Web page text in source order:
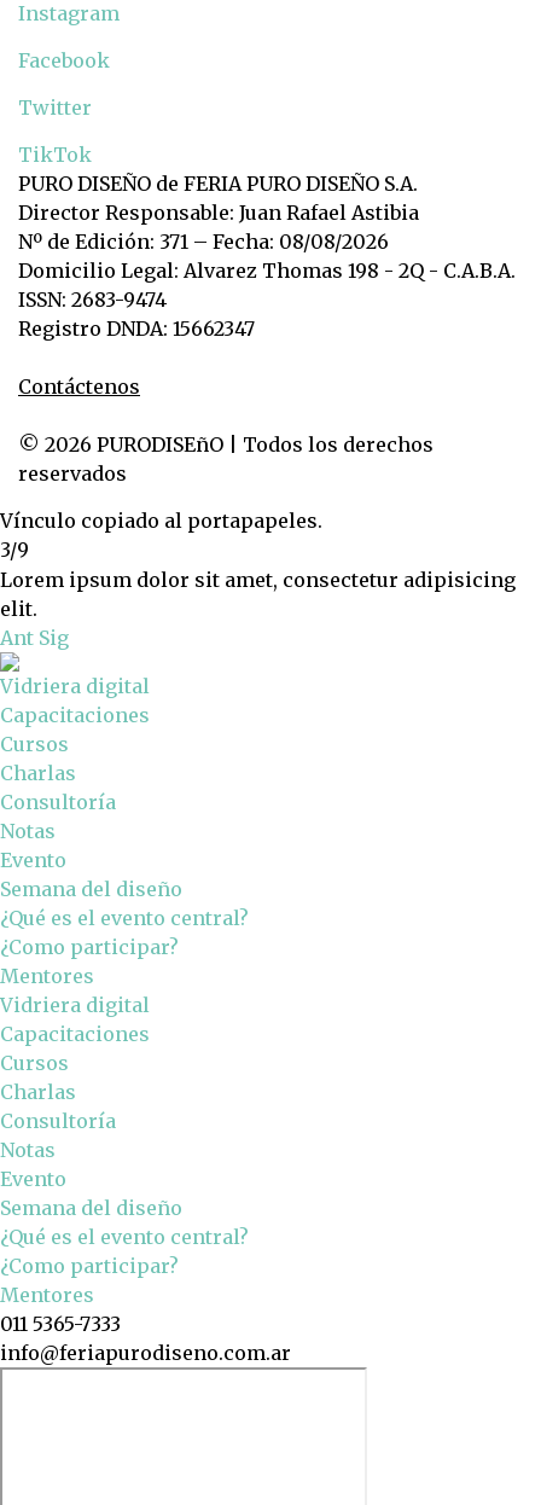
Instagram
Facebook
Twitter
TikTok
PURO DISEÑO de FERIA PURO DISEÑO S.A.
Director Responsable: Juan Rafael Astibia
Nº de Edición: 371 – Fecha: 08/08/2026
Domicilio Legal: Alvarez Thomas 198 - 2Q - C.A.B.A.
ISSN: 2683-9474
Registro DNDA: 15662347
Contáctenos
© 2026 PURODISEñO | Todos los derechos
reservados
Vínculo copiado al portapapeles.
3/9
Lorem ipsum dolor sit amet, consectetur adipisicing
elit.
Ant Sig
Vidriera digital
Capacitaciones
Cursos
Charlas
Consultoría
Notas
Evento
Semana del diseño
¿Qué es el evento central?
¿Como participar?
Mentores
Vidriera digital
Capacitaciones
Cursos
Charlas
Consultoría
Notas
Evento
Semana del diseño
¿Qué es el evento central?
¿Como participar?
Mentores
011 5365-7333
info@feriapurodiseno.com.ar